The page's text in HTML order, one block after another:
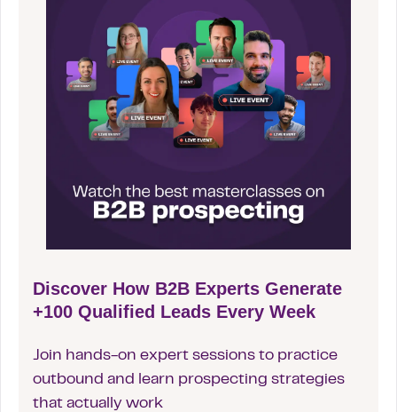
Discover How B2B Experts Generate
+100 Qualified Leads Every Week
Join hands-on expert sessions to practice
outbound and learn prospecting strategies
that actually work